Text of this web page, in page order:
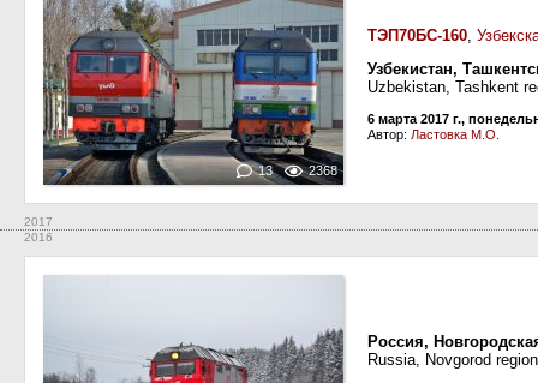
13 2368
ТЭП70БС-160,
Узбекистан,
Uzbekistan, Tashkent
6 марта 2017 г.,
Автор: Ластовка М.О.
2017
2016
Россия,
Russia, Novgorod